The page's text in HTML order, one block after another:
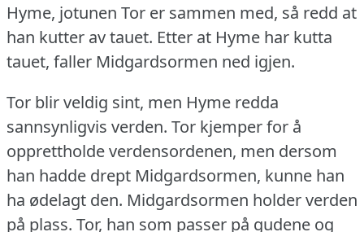
Hyme, jotunen Tor er sammen med, så redd at
han kutter av tauet. Etter at Hyme har kutta
tauet, faller Midgardsormen ned igjen.
Tor blir veldig sint, men Hyme redda
sannsynligvis verden. Tor kjemper for å
opprettholde verdensordenen, men dersom
han hadde drept Midgardsormen, kunne han
ha ødelagt den. Midgardsormen holder verden
på plass. Tor, han som passer på gudene og